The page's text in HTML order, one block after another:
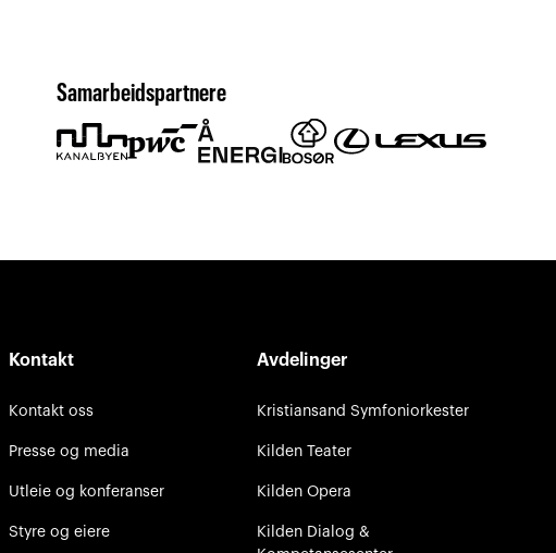
Samarbeidspartnere
Kontakt
Kontakt oss
Presse og media
Utleie og konferanser
Styre og eiere
Avdelinger
Kristiansand Symfoniorkester
Kilden Teater
Kilden Opera
Kilden Dialog &